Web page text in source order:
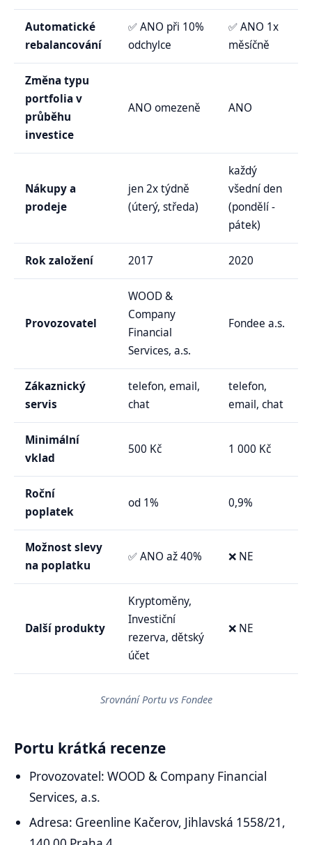
Automatické
rebalancování
✅ ANO při 10%
odchylce
✅ ANO 1x
měsíčně
Změna typu
portfolia v
průběhu
investice
ANO omezeně ANO
Nákupy a
prodeje
jen 2x týdně
(úterý, středa)
každý
všední den
(pondělí -
pátek)
Rok založení 2017 2020
Provozovatel
WOOD &
Company
Financial
Services, a.s.
Fondee a.s.
Zákaznický
servis
telefon, email,
chat
telefon,
email, chat
Minimální
vklad
500 Kč 1 000 Kč
Roční
poplatek
od 1% 0,9%
Možnost slevy
na poplatku
✅ ANO až 40% ❌ NE
Další produkty
Kryptoměny,
Investiční
rezerva, dětský
účet
❌ NE
Srovnání Portu vs Fondee
Portu krátká recenze
Provozovatel: WOOD & Company Financial
Services, a.s.
Adresa: Greenline Kačerov, Jihlavská 1558/21,